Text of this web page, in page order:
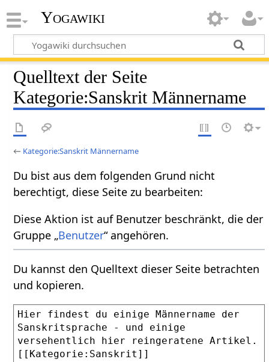
Yogawiki
Quelltext der Seite
Kategorie:Sanskrit Männername
← Kategorie:Sanskrit Männername
Du bist aus dem folgenden Grund nicht
berechtigt, diese Seite zu bearbeiten:
Diese Aktion ist auf Benutzer beschränkt, die der
Gruppe „Benutzer“ angehören.
Du kannst den Quelltext dieser Seite betrachten
und kopieren.